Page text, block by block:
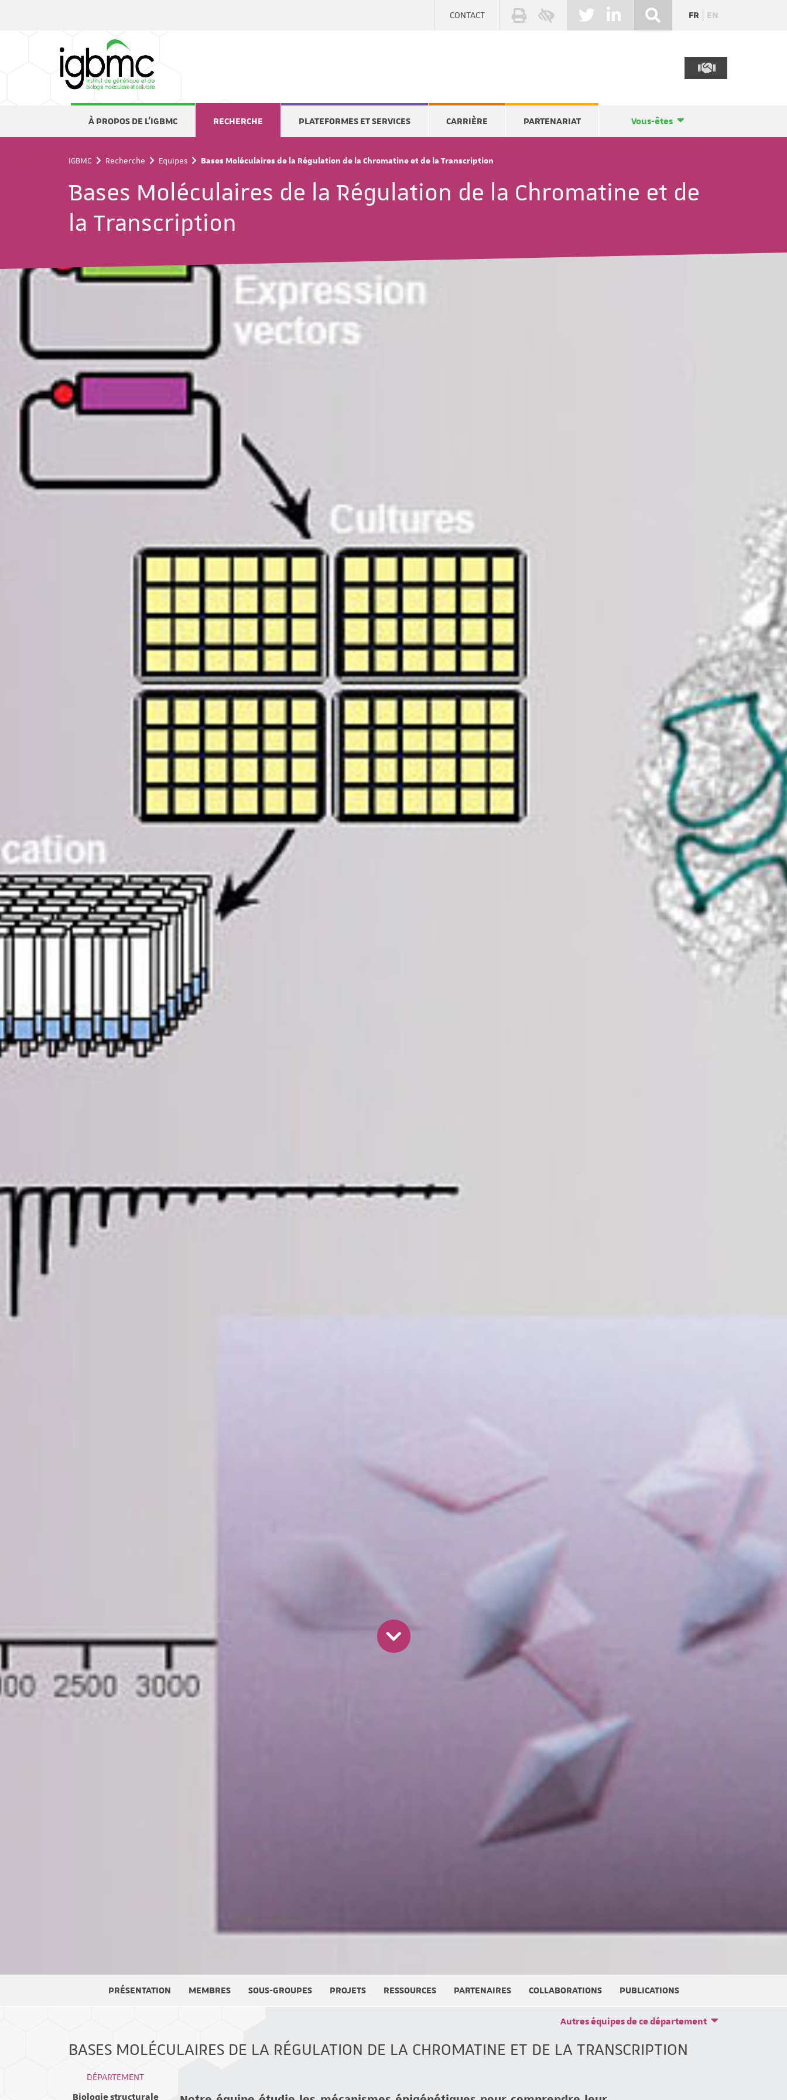
CONTACT FR EN
À PROPOS DE L'IGBMC RECHERCHE PLATEFORMES ET SERVICES CARRIÈRE PARTENARIAT Vous-êtes
IGBMC Recherche Equipes Bases Moléculaires de la Régulation de la Chromatine et de la Transcription
Bases Moléculaires de la Régulation de la Chromatine et de
la Transcription
PRÉSENTATION MEMBRES SOUS-GROUPES PROJETS RESSOURCES PARTENAIRES COLLABORATIONS PUBLICATIONS
BASES MOLÉCULAIRES DE LA RÉGULATION DE LA CHROMATINE ET DE LA TRANSCRIPTION
Autres équipes de ce département
DÉPARTEMENT
Biologie structurale